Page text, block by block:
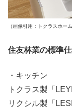
（画像引用：トクラスホー
住友林業の標準
・キッチン
トクラス製「
リクシル製「